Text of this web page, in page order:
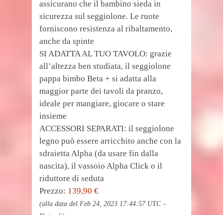
assicurano che il bambino sieda in
sicurezza sul seggiolone. Le ruote
forniscono resistenza al ribaltamento,
anche da spinte
SI ADATTA AL TUO TAVOLO: grazie
all’altezza ben studiata, il seggiolone
pappa bimbo Beta + si adatta alla
maggior parte dei tavoli da pranzo,
ideale per mangiare, giocare o stare
insieme
ACCESSORI SEPARATI: il seggiolone
legno può essere arricchito anche con la
sdraietta Alpha (da usare fin dalla
nascita), il vassoio Alpha Click o il
riduttore di seduta
Prezzo: 139,90 €
(alla data del Feb 24, 2023 17:44:57 UTC –